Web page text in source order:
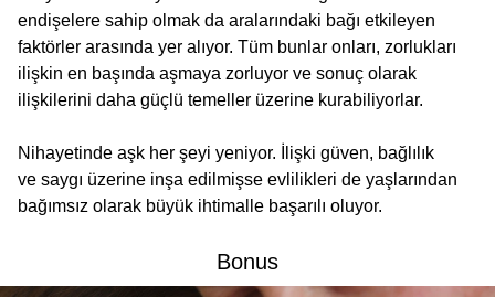
endişelere sahip olmak da aralarındaki bağı etkileyen
faktörler arasında yer alıyor. Tüm bunlar onları, zorlukları
ilişkin en başında aşmaya zorluyor ve sonuç olarak
ilişkilerini daha güçlü temeller üzerine kurabiliyorlar.
Nihayetinde aşk her şeyi yeniyor. İlişki güven, bağlılık
ve saygı üzerine inşa edilmişse evlilikleri de yaşlarından
bağımsız olarak büyük ihtimalle başarılı oluyor.
Bonus